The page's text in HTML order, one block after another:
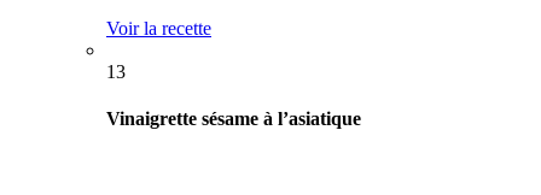
Voir la recette
13
Vinaigrette sésame à l’asiatique